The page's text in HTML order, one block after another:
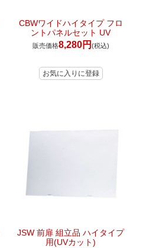
CBWワイドハイタイプ フロ
ントパネルセット UV
販売価格8,280円 (税込)
JSW 前扉 組立品 ハイタイプ
用(UVカット)